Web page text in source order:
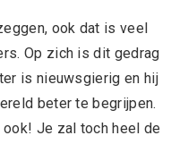
ook dat is veel
Op zich is dit gedrag
is nieuwsgierig en hij
beter te begrijpen.
Je zal toch heel de